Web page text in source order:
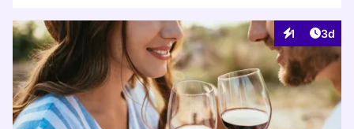
1
Interaktionen
3d